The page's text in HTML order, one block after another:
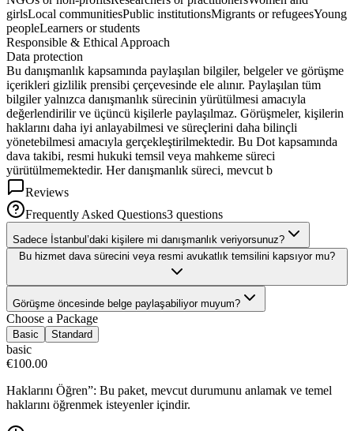
girlsLocal communitiesPublic institutionsMigrants or refugeesYoung
peopleLearners or students
Responsible & Ethical Approach
Data protection
Bu danışmanlık kapsamında paylaşılan bilgiler, belgeler ve görüşme
içerikleri gizlilik prensibi çerçevesinde ele alınır. Paylaşılan tüm
bilgiler yalnızca danışmanlık sürecinin yürütülmesi amacıyla
değerlendirilir ve üçüncü kişilerle paylaşılmaz. Görüşmeler, kişilerin
haklarını daha iyi anlayabilmesi ve süreçlerini daha bilinçli
yönetebilmesi amacıyla gerçekleştirilmektedir. Bu Dot kapsamında
dava takibi, resmi hukuki temsil veya mahkeme süreci
yürütülmemektedir. Her danışmanlık süreci, mevcut b
Reviews
Frequently Asked Questions3 questions
Sadece İstanbul’daki kişilere mi danışmanlık veriyorsunuz?
Bu hizmet dava sürecini veya resmi avukatlık temsilini kapsıyor mu?
Görüşme öncesinde belge paylaşabiliyor muyum?
Choose a Package
Basic Standard
basic
€100.00
Haklarını Öğren”: Bu paket, mevcut durumunu anlamak ve temel
haklarını öğrenmek isteyenler içindir.